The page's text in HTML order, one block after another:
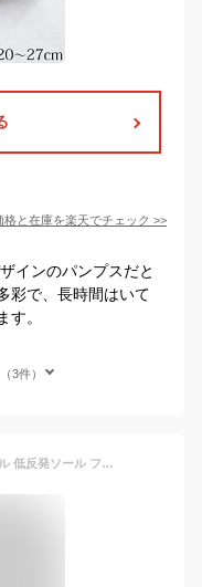
格と在庫を楽天でチェック >>
インのパンプスだと
彩で、長時間はいて
。
3件）
レディース パンプス ローヒール ヒール 低反発ソール フォーマル ミュール 靴 大人 上品 レディースファッション 20代 30代 40代 50代 フラット ヒール 通学 通勤 ビジネス 痛くない 大人 ぺたんこ 幅広 春夏 黒 ベージュ ブラック 春 夏 秋 冬 歩きやすい おしゃれ